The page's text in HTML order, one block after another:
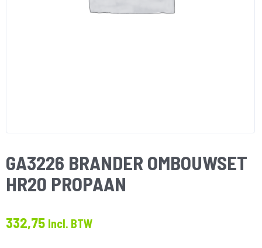
GA3226 BRANDER OMBOUWSET
HR20 PROPAAN
332,75 Incl. BTW